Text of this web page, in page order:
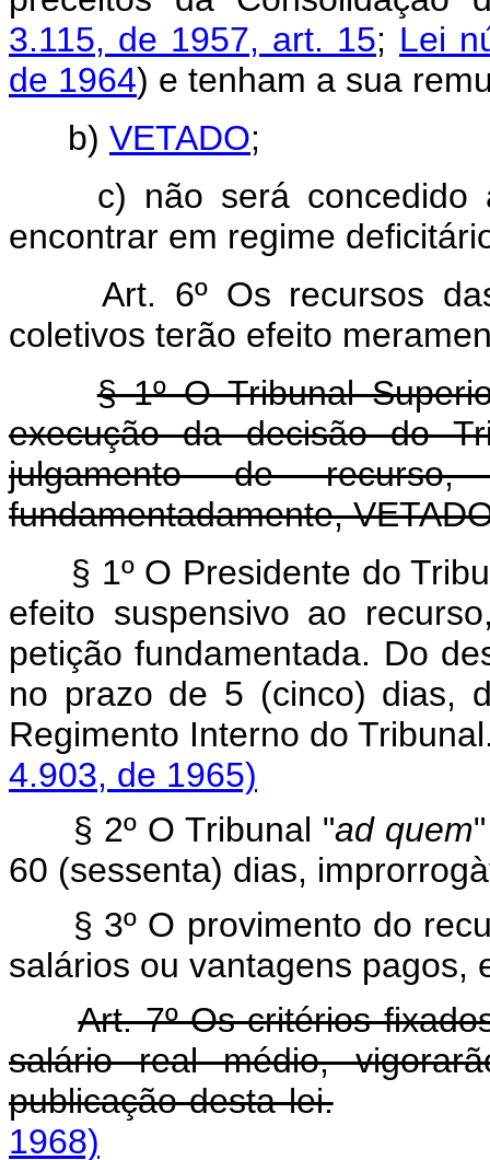
3.115, de 1957, art. 15; Lei
de 1964) e tenham a sua
b) VETADO;
c) não será concedido
encontrar em regime
Art. 6º Os recursos
coletivos terão efeito
§ 1º O Tribunal
execução da decisão do
julgamento de
fundamentadamente,
§ 1º O Presidente do
efeito suspensivo ao
petição fundamentada. Do
no prazo de 5 (cinco) dias,
Regimento Interno do
4.903, de 1965)
§ 2º O Tribunal "ad quem
60 (sessenta) dias,
§ 3º O provimento do
salários ou vantagens pagos,
Art. 7º Os critérios
salário real médio,
publicação desta lei.
1968)